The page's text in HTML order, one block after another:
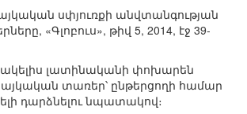
սփյուռքի անվտանգության
«Գլոբուս», թիվ 5, 2014, էջ 39-
լատինականի փոխարեն
տառեր՝ ընթերցողի համար
դարձնելու նպատակով։